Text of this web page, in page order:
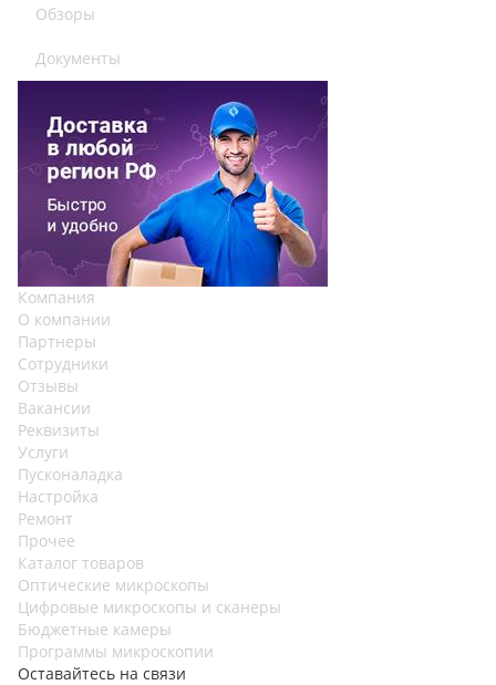
Обзоры
Документы
Компания
О компании
Партнеры
Сотрудники
Отзывы
Вакансии
Реквизиты
Услуги
Пусконаладка
Настройка
Ремонт
Прочее
Каталог товаров
Оптические микроскопы
Цифровые микроскопы и сканеры
Бюджетные камеры
Программы микроскопии
Оставайтесь на связи